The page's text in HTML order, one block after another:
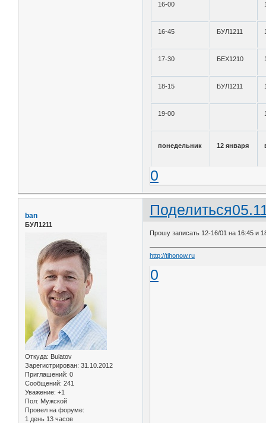
16-00
16-45 БУЛ1211
17-30 БЕХ1210
18-15 БУЛ1211
19-00
понедельник 12 января
0
Поделиться
ban
БУЛ1211
Откуда: Bulatov
Зарегистрирован: 31.10.2012
Приглашений: 0
Сообщений: 241
Уважение: +1
Пол: Мужской
Провел на форуме:
1 день 13 часов
Прошу записать 12-16/01 на 16:45 и
http://tihonow.ru
0